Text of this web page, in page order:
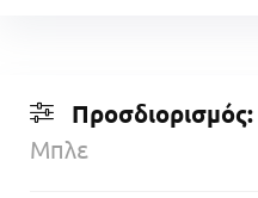
Προσδιορισμός:
Μπλε